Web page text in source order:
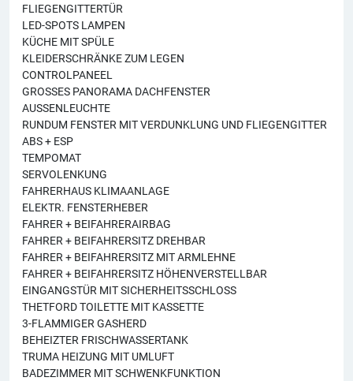
FLIEGENGITTERTÜR
LED-SPOTS LAMPEN
KÜCHE MIT SPÜLE
KLEIDERSCHRÄNKE ZUM LEGEN
CONTROLPANEEL
GROSSES PANORAMA DACHFENSTER
AUSSENLEUCHTE
RUNDUM FENSTER MIT VERDUNKLUNG UND FLIEGENGITTER
ABS + ESP
TEMPOMAT
SERVOLENKUNG
FAHRERHAUS KLIMAANLAGE
ELEKTR. FENSTERHEBER
FAHRER + BEIFAHRERAIRBAG
FAHRER + BEIFAHRERSITZ DREHBAR
FAHRER + BEIFAHRERSITZ MIT ARMLEHNE
FAHRER + BEIFAHRERSITZ HÖHENVERSTELLBAR
EINGANGSTÜR MIT SICHERHEITSSCHLOSS
THETFORD TOILETTE MIT KASSETTE
3-FLAMMIGER GASHERD
BEHEIZTER FRISCHWASSERTANK
TRUMA HEIZUNG MIT UMLUFT
BADEZIMMER MIT SCHWENKFUNKTION